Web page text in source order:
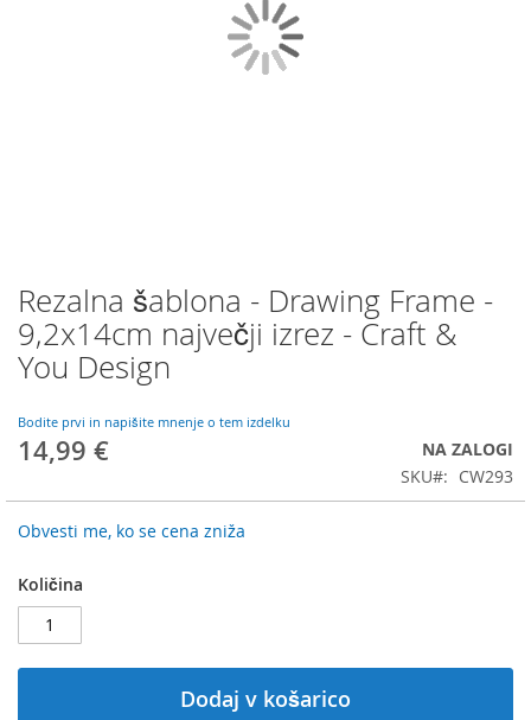
Rezalna šablona - Drawing Frame -
9,2x14cm največji izrez - Craft &
You Design
Bodite prvi in napišite mnenje o tem izdelku
14,99 €
NA ZALOGI
SKU
CW293
Obvesti me, ko se cena zniža
Količina
Dodaj v košarico
Preskoči
na
začetek
galerije